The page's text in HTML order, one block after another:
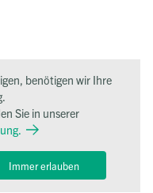
benötigen wir Ihre
Sie in unserer
Immer erlauben